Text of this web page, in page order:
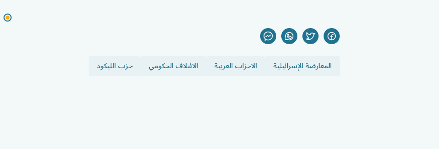
المعارضة الإسرائيلية الاحزاب العربية الائتلاف الحكومي حزب الليكود